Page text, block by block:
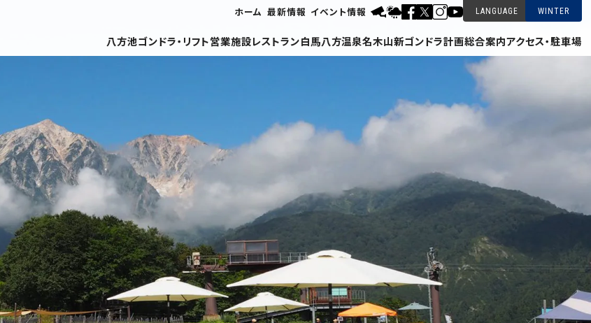
ホーム 最新情報 イベント情報 LANGUAGE WINTER
八方池ゴンドラ・リフト営業施設レストラン白馬八方温泉名木山新ゴンドラ計画総合案内アクセス・駐車場